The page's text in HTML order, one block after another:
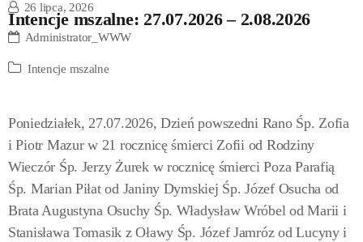
Intencje mszalne: 27.07.2026 – 2.08.2026
26 lipca, 2026
Administrator_WWW
Intencje mszalne
Poniedziałek, 27.07.2026, Dzień powszedni Rano Śp. Zofia
i Piotr Mazur w 21 rocznicę śmierci Zofii od Rodziny
Wieczór Śp. Jerzy Żurek w rocznicę śmierci Poza Parafią
Śp. Marian Piłat od Janiny Dymskiej Śp. Józef Osucha od
Brata Augustyna Osuchy Śp. Władysław Wróbel od Marii i
Stanisława Tomasik z Oławy Śp. Józef Jamróz od Lucyny i